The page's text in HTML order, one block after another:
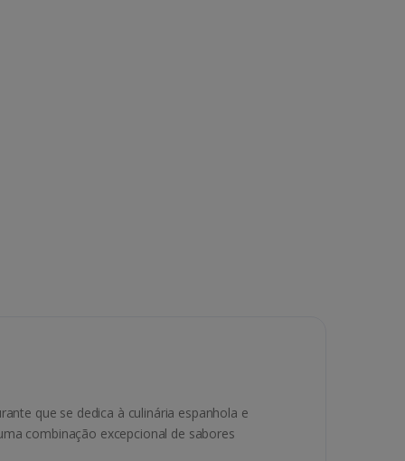
que se dedica à culinária espanhola e
combinação excepcional de sabores